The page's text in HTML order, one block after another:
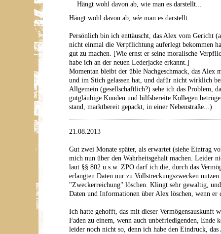
Hängt wohl davon ab, wie man es darstellt...
Hängt wohl davon ab, wie man es darstellt.
Persönlich bin ich enttäuscht, das Alex vom Gericht
nicht einmal die Verpflichtung auferlegt bekommen
gut zu machen. [Wie ernst er seine moralische
habe ich an der neuen Lederjacke erkannt.]
Momentan bleibt der üble Nachgeschmack, das Alex
und im Stich gelassen hat, und dafür nicht wirklich
Allgemein (gesellschaftlich?) sehe ich das Problem,
gutgläubige Kunden und hilfsbereite Kollegen
stand, marktbereit gepackt, in einer Nebenstraße...)
21.08.2013
Gut zwei Monate später, als erwartet (siehe Eintrag
mich nun über den Wahrheitsgehalt machen. Leider
laut §§ 802 u.s.w. ZPO darf ich die, durch das
erlangten Daten nur zu Vollstreckungszwecken
"Zweckerreichung" löschen. Klingt sehr gewaltig,
Daten und Informationen über Alex löschen, wenn er
Ich hatte gehofft, das mit dieser Vermögensauskunft
Faden zu einem, wenn auch unbefriedigenden, Ende
leider noch nicht so, denn ich habe den Eindruck,